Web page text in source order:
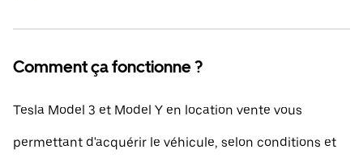
Comment ça fonctionne ?
Tesla Model 3 et Model Y en location vente vous
permettant d'acquérir le véhicule, selon conditions et